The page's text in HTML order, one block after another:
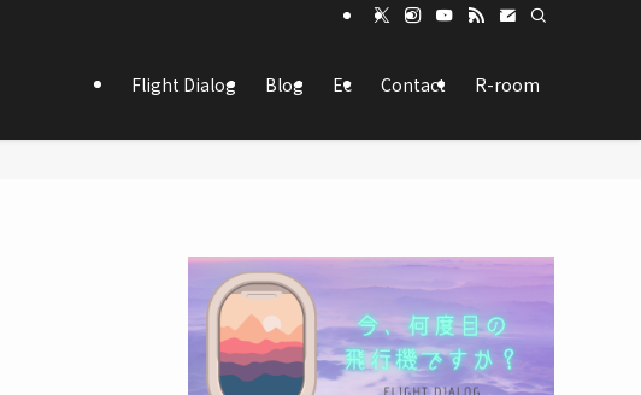
Flight Dialog Blog Ec Contact R-room